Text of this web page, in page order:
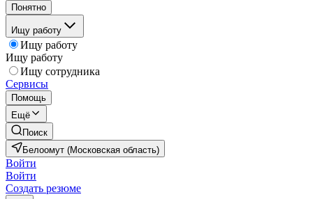
Понятно
Ищу работу
Ищу работу
Ищу работу
Ищу сотрудника
Сервисы
Помощь
Ещё
Поиск
Белоомут (Московская область)
Войти
Войти
Создать резюме